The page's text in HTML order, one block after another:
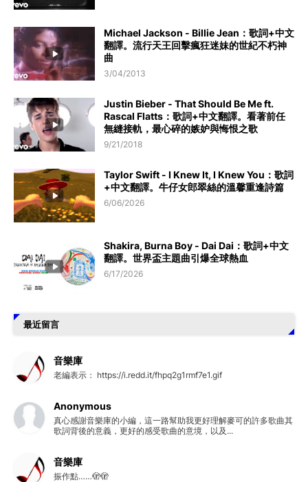
Michael Jackson - Billie Jean：歌詞+中文
翻譯。流行天王回擊瘋狂迷妹的世紀不朽神
曲
3/04/2013
Justin Bieber - That Should Be Me ft.
Rascal Flatts：歌詞+中文翻譯。看著前任
無縫接軌，最心碎的嫉妒與悔恨之歌
9/21/2018
Taylor Swift - I Knew It, I Knew You：歌詞
+中文翻譯。牛仔女郎翠絲的溫馨重逢詩篇
6/06/2026
Shakira, Burna Boy - Dai Dai：歌詞+中文
翻譯。世界盃主題曲引爆全球熱血
6/17/2026
最近留言
音樂庫
老編表示： https://i.redd.it/fhpq2g1rmf7e1.gif
Anonymous
真心感謝音樂庫的小編，這一路幫助我更好理解麥可的許多歌曲其
歌詞背後的意義，更好的感受歌曲的意境，以及...
音樂庫
振作點……🫣🫣